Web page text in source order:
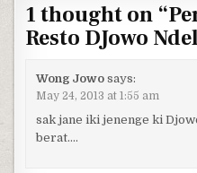
1 thought on “
Resto DJowo
Wong Jowo says:
May 24, 2013 at 1:55 am
sak jane iki jenenge ki
berat….